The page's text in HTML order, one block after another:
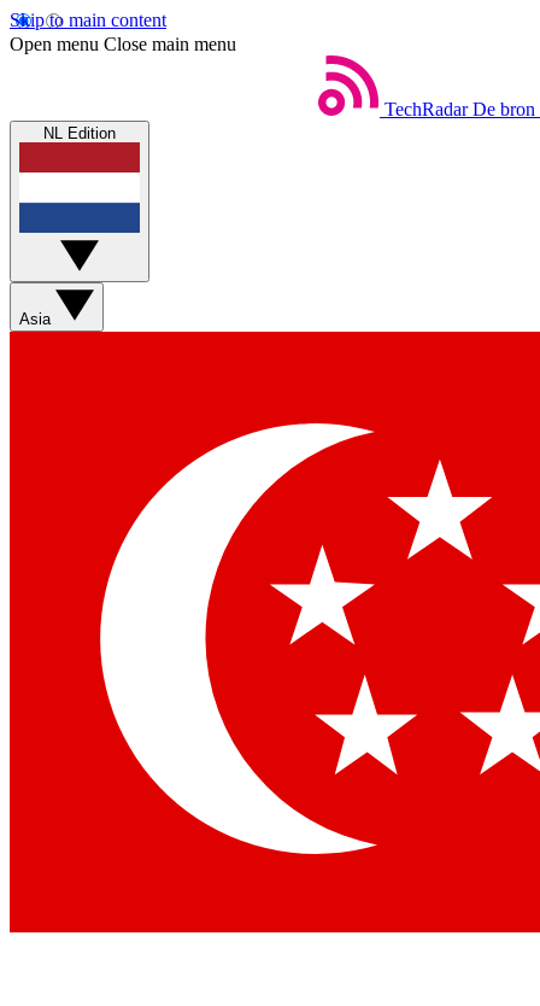
Skip to main content
Open menu Close main menu
TechRadar De bron
NL Edition
Asia